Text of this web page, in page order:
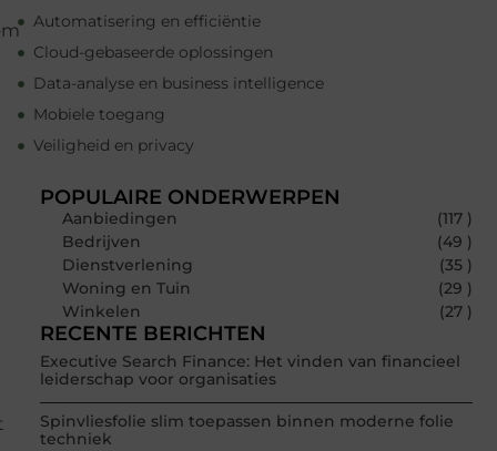
Automatisering en efficiëntie
Cloud-gebaseerde oplossingen
Data-analyse en business intelligence
Mobiele toegang
Veiligheid en privacy
POPULAIRE ONDERWERPEN
Aanbiedingen
(117 )
Bedrijven
(49 )
Dienstverlening
(35 )
Woning en Tuin
(29 )
Winkelen
(27 )
RECENTE BERICHTEN
Executive Search Finance: Het vinden van financieel
leiderschap voor organisaties
Spinvliesfolie slim toepassen binnen moderne folie
techniek